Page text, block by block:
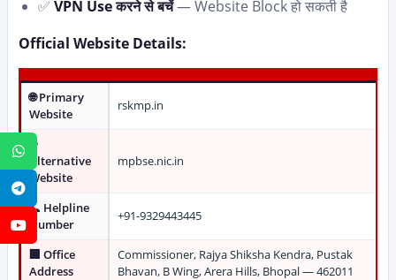
WhatsApp
YouTube
✅ VPN Use करने से बचें— Website Block हो सकती है
Official Website Details:
🌐 Primary
Website
rskmp.in
Alternative
Website
mpbse.nic.in
📞 Helpline
Number
+91-9329443445
🏢 Office
Address
Commissioner, Rajya Shiksha Kendra, Pustak
Bhavan, B Wing, Arera Hills, Bhopal — 462011